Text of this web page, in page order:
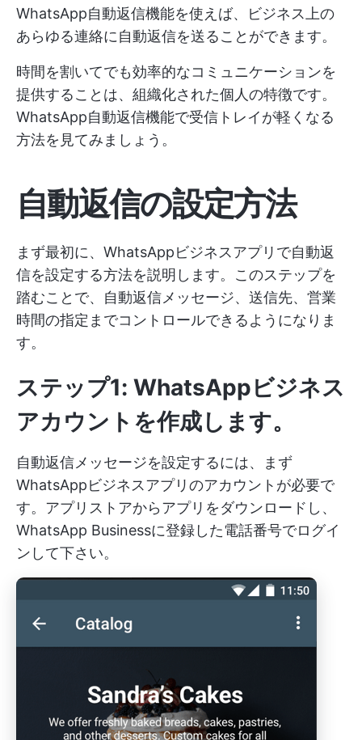
WhatsApp自動返信機能を使えば、ビジネス上の
あらゆる連絡に自動返信を送ることができます。
時間を割いてでも効率的なコミュニケーションを
提供することは、組織化された個人の特徴です。
WhatsApp自動返信機能で受信トレイが軽くなる
方法を見てみましょう。
自動返信の設定方法
まず最初に、WhatsAppビジネスアプリで自動返
信を設定する方法を説明します。このステップを
踏むことで、自動返信メッセージ、送信先、営業
時間の指定までコントロールできるようになりま
す。
ステップ1: WhatsAppビジネス
アカウントを作成します。
自動返信メッセージを設定するには、まず
WhatsAppビジネスアプリのアカウントが必要で
す。アプリストアからアプリをダウンロードし、
WhatsApp Businessに登録した電話番号でログイ
ンして下さい。